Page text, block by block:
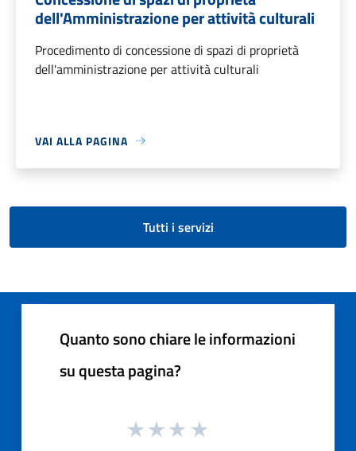
dell'Amministrazione per attività culturali
Procedimento di concessione di spazi di proprietà
dell'amministrazione per attività culturali
VAI ALLA PAGINA
Tutti i servizi
Quanto sono chiare le informazioni
su questa pagina?